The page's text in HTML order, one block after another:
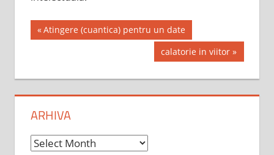
Post
Previous
Post:
Atingere (cuantica) pentru un date
Next
Post:
calatorie in viitor
ARHIVA
Arhiva